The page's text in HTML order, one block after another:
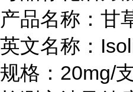
产品名称：甘
英文名称：
规格：20mg/